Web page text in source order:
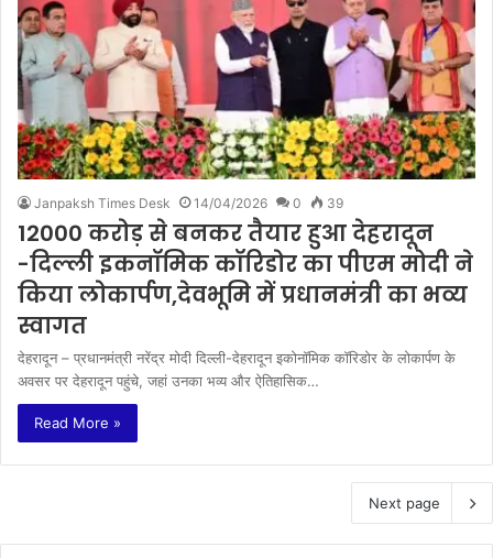
Janpaksh Times Desk 14/04/2026 0 39
12000 करोड़ से बनकर तैयार हुआ देहरादून
-दिल्ली इकनॉमिक कॉरिडोर का पीएम मोदी ने
किया लोकार्पण,देवभूमि में प्रधानमंत्री का भव्य
स्वागत
देहरादून – प्रधानमंत्री नरेंद्र मोदी दिल्ली-देहरादून इकोनॉमिक कॉरिडोर के लोकार्पण के
अवसर पर देहरादून पहुंचे, जहां उनका भव्य और ऐतिहासिक…
Read More »
Next page